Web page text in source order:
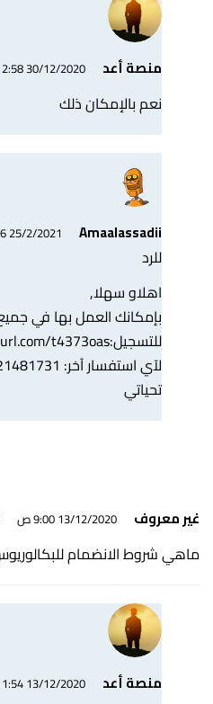
منصة أعد 30/12/2020 2:58 م
نعم بالإمكان ذلك
Amaalassadii 25/2/2021 12:16 ص
للرد
اهلاو سهلا,
بإمكانك العمل بها في
للتسجيل:t4373oas
لآي استفسار آخر: 201221481731+
تحياتي
غير معروف 13/12/2020 9:00 ص
ماهي شروط الانضمام
منصة أعد 13/12/2020 1:54 م